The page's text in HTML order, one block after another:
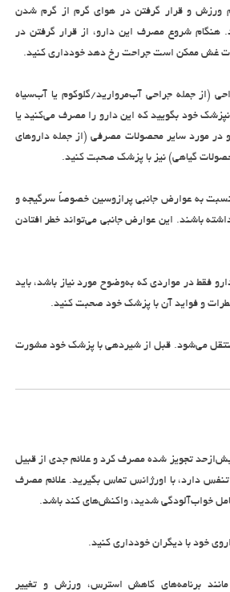
ورزش و قرار گرفتن در هوای گرم از گرم شدن
هنگام شروع مصرف این دارو، از قرار گرفتن در
غش ممکن است جراحت رخ دهد خودداری کنید.
(از جمله جراحی آب‌مروارید/گلوکوم یا آب‌سیاه
خود بگویید که این دارو را مصرف می‌کنید یا
در مورد سایر محصولات مصرفی (از جمله داروهای
گیاهی) نیز با پزشک صحبت کنید.
به عوارض جانبی پرازوسین خصوصاً سرگیجه و
باشند. این عوارض جانبی می‌تواند خطر افتادن
فقط در مواردی که به‌وضوح مورد نیاز باشد، باید
و فواید آن با پزشک خود صحبت کنید.
می‌شود. قبل از شیردهی با پزشک خود مشورت
تجویز شده مصرف کرد و علائم جدی از قبیل
دارد، با اورژانس تماس بگیرید. علائم مصرف
خواب‌آلودگی شدید، واکنش‌های کند باشد.
خود با دیگران خودداری کنید.
برنامه‌های کاهش استرس، ورزش و تغییر